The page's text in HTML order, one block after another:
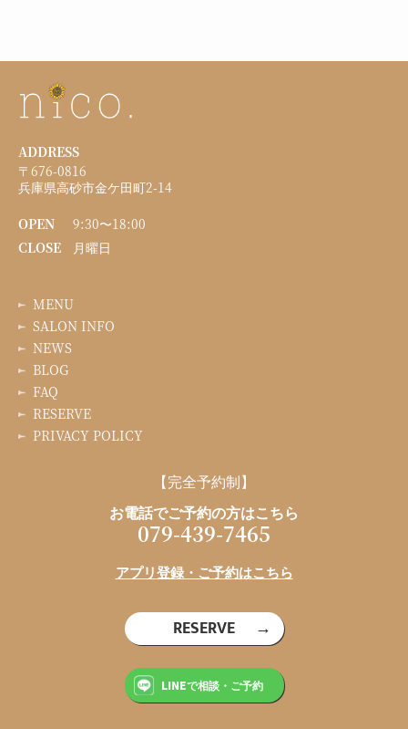
ADDRESS
〒676-0816
兵庫県高砂市金ケ田町2-14
OPEN
9:30〜18:00
CLOSE
月曜日
MENU
SALON INFO
NEWS
BLOG
FAQ
RESERVE
PRIVACY POLICY
【完全予約制】
お電話でご予約の方はこちら
079-439-7465
アプリ登録・ご予約はこちら
RESERVE
LINEで相談・ご予約